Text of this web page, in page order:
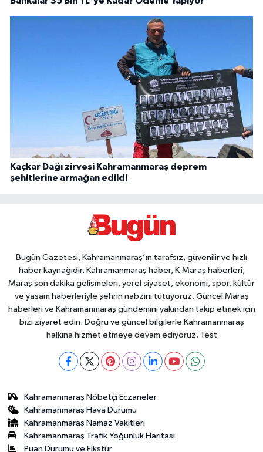
Kaçkar Dağı zirvesi Kahramanmaraş deprem
şehitlerine armağan edildi
Bugün Gazetesi, Kahramanmaraş’ın tarafsız, güvenilir ve hızlı
haber kaynağıdır. Kahramanmaraş haber, K.Maraş haberleri,
Maraş son dakika gelişmeleri, yerel siyaset, ekonomi, spor, kültür
ve yaşam haberleriyle şehrin nabzını tutuyoruz. Güncel Maraş
haberleri ve Kahramanmaraş gündemini yakından takip etmek için
bizi ziyaret edin. Doğru ve güncel bilgilerle Kahramanmaraş
halkına hizmet etmeye devam ediyoruz. Test
Kahramanmaraş Nöbetçi Eczaneler
Kahramanmaraş Hava Durumu
Kahramanmaraş Namaz Vakitleri
Kahramanmaraş Trafik Yoğunluk Haritası
Puan Durumu ve Fikstür